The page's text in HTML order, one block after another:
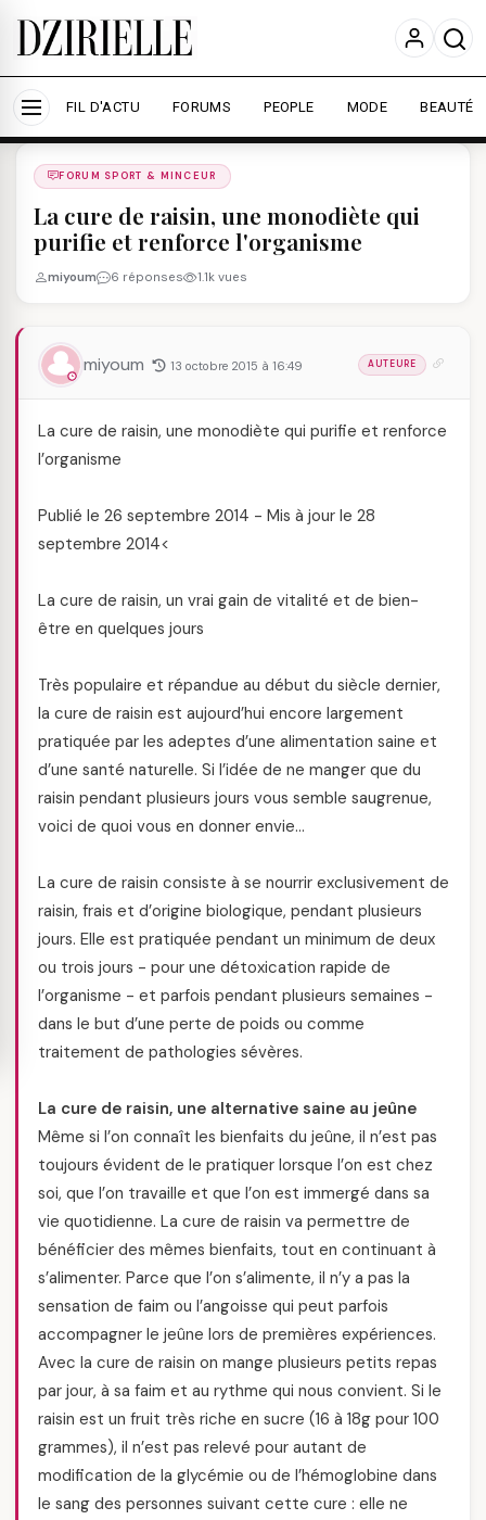
Nous utilisons des cookies pour améliorer votre
expérience et mesurer l'audience.
En savoir plus
Accepter tout Personnaliser
FIL D'ACTU FORUMS PEOPLE MODE BEAUTÉ
Forums
FORUM SPORT & MINCEUR
La cure de raisin, une monodiète qui
purifie et renforce l'organisme
miyoum 6 réponses 1.1k vues
miyoum 13 octobre 2015 à 16:49 AUTEURE
La cure de raisin, une monodiète qui purifie et renforce
l’organisme
Publié le 26 septembre 2014 - Mis à jour le 28
septembre 2014<
La cure de raisin, un vrai gain de vitalité et de bien-
être en quelques jours
Très populaire et répandue au début du siècle dernier,
la cure de raisin est aujourd’hui encore largement
pratiquée par les adeptes d’une alimentation saine et
d’une santé naturelle. Si l’idée de ne manger que du
raisin pendant plusieurs jours vous semble saugrenue,
voici de quoi vous en donner envie…
La cure de raisin consiste à se nourrir exclusivement de
raisin, frais et d’origine biologique, pendant plusieurs
jours. Elle est pratiquée pendant un minimum de deux
ou trois jours - pour une détoxication rapide de
l’organisme - et parfois pendant plusieurs semaines -
dans le but d’une perte de poids ou comme
traitement de pathologies sévères.
La cure de raisin, une alternative saine au jeûne
Même si l’on connaît les bienfaits du jeûne, il n’est pas
toujours évident de le pratiquer lorsque l’on est chez
soi, que l’on travaille et que l’on est immergé dans sa
vie quotidienne. La cure de raisin va permettre de
bénéficier des mêmes bienfaits, tout en continuant à
s’alimenter. Parce que l’on s’alimente, il n’y a pas la
sensation de faim ou l’angoisse qui peut parfois
accompagner le jeûne lors de premières expériences.
Avec la cure de raisin on mange plusieurs petits repas
par jour, à sa faim et au rythme qui nous convient. Si le
raisin est un fruit très riche en sucre (16 à 18g pour 100
grammes), il n’est pas relevé pour autant de
modification de la glycémie ou de l’hémoglobine dans
le sang des personnes suivant cette cure : elle ne